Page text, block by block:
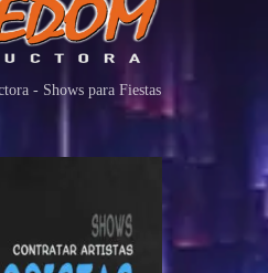
- Shows para Fiestas